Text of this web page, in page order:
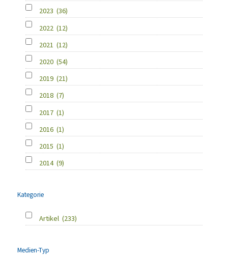
2023 (36)
2022 (12)
2021 (12)
2020 (54)
2019 (21)
2018 (7)
2017 (1)
2016 (1)
2015 (1)
2014 (9)
Kategorie
Artikel (233)
Medien-Typ